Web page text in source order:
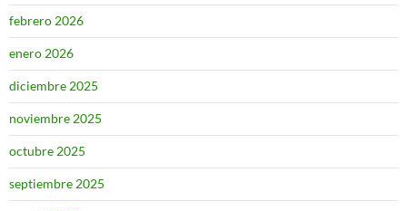
febrero 2026
enero 2026
diciembre 2025
noviembre 2025
octubre 2025
septiembre 2025